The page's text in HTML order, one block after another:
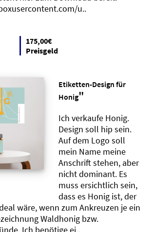
u..
175,00€
Preisgeld
Etiketten-Design für
Honig"
Ich verkaufe Honig.
Design soll hip sein.
Auf dem Logo soll
mein Name meine
Anschrift stehen, aber
nicht dominant. Es
muss ersichtlich sein,
dass es Honig ist, der
wäre, wenn zum Ankreuzen je ein
Waldhonig bzw.